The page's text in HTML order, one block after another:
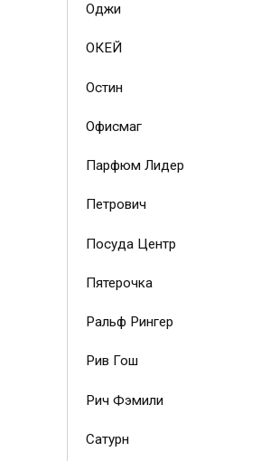
Оджи
ОКЕЙ
Остин
Офисмаг
Парфюм Лидер
Петрович
Посуда Центр
Пятерочка
Ральф Рингер
Рив Гош
Рич Фэмили
Сатурн